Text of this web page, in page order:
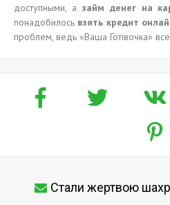
доступными, а займ денег на
понадобилось взять кредит
проблем, ведь «Ваша Готівочка»
Стали жертвою